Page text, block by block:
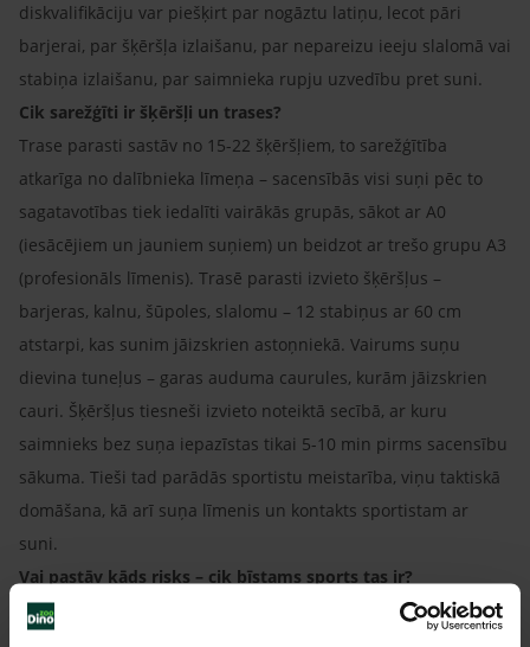
diskvalifikāciju var piešķirt par nogāztu latiņu, lecot pāri
barjerai, par šķēršļa izlaišanu, par nepareizu ieeju slalomā vai
stabiņa izlaišanu, par saimnieka rupju uzvedību pret suni.
Cik sarežģīti ir šķēršļi un trases?
Trase parasti sastāv no 15-22 šķēršļiem, to sarežģītība
atkarīga no dalībnieka līmeņa – sacensībās visi suņi pēc to
sagatavotības tiek iedalīti vairākās grupās, sākot ar A0
(iesācējiem un jauniem suņiem) un beidzot ar trešo grupu A3
(profesionāls līmenis). Trasē parasti izvieto šķēršļus –
barjeras, kalnu, šūpoles, slalomu – 12 stabiņus ar 60 cm
atstarpi, kas sunim jāizskrien astoņniekā. Vairums suņu
dievina tuneļus – garas auduma caurules, kurām jāizskrien
cauri. Šķēršļus tiesneši izvieto noteiktā secībā, ar kuru
saimnieks bez suņa iepazīstas tikai 5-10 min pirms sacensību
sākuma. Tieši tad parādās sportistu meistarība, viņu taktiskā
domāšana, kā arī suņa līmenis un kontakts sportistam ar
suni.
Vai pastāv kāds risks – cik bīstams sports tas ir?
Kā jebkurā sporta veidā - pastāv risks iegūt kādu traumu